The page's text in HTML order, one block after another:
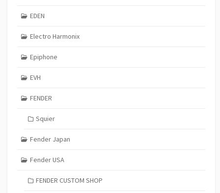
EDEN
Electro Harmonix
Epiphone
EVH
FENDER
Squier
Fender Japan
Fender USA
FENDER CUSTOM SHOP